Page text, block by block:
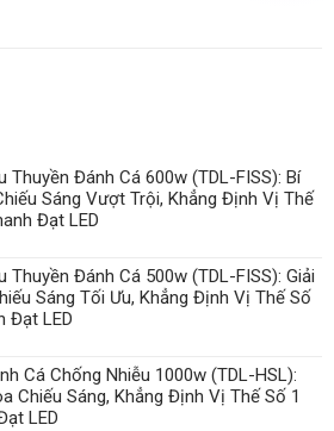
Thuyền Đánh Cá 600w (TDL-FISS): Bí
Sáng Vượt Trội, Khẳng Định Vị Thế
Đạt LED
Thuyền Đánh Cá 500w (TDL-FISS): Giải
Sáng Tối Ưu, Khẳng Định Vị Thế Số
Đạt LED
Cá Chống Nhiễu 1000w (TDL-HSL):
Chiếu Sáng, Khẳng Định Vị Thế Số 1
LED